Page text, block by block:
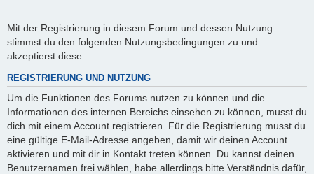
Mit der Registrierung in diesem Forum und dessen Nutzung
stimmst du den folgenden Nutzungsbedingungen zu und
akzeptierst diese.
REGISTRIERUNG UND NUTZUNG
Um die Funktionen des Forums nutzen zu können und die
Informationen des internen Bereichs einsehen zu können, musst du
dich mit einem Account registrieren. Für die Registrierung musst du
eine gültige E-Mail-Adresse angeben, damit wir deinen Account
aktivieren und mit dir in Kontakt treten können. Du kannst deinen
Benutzernamen frei wählen, habe allerdings bitte Verständnis dafür,